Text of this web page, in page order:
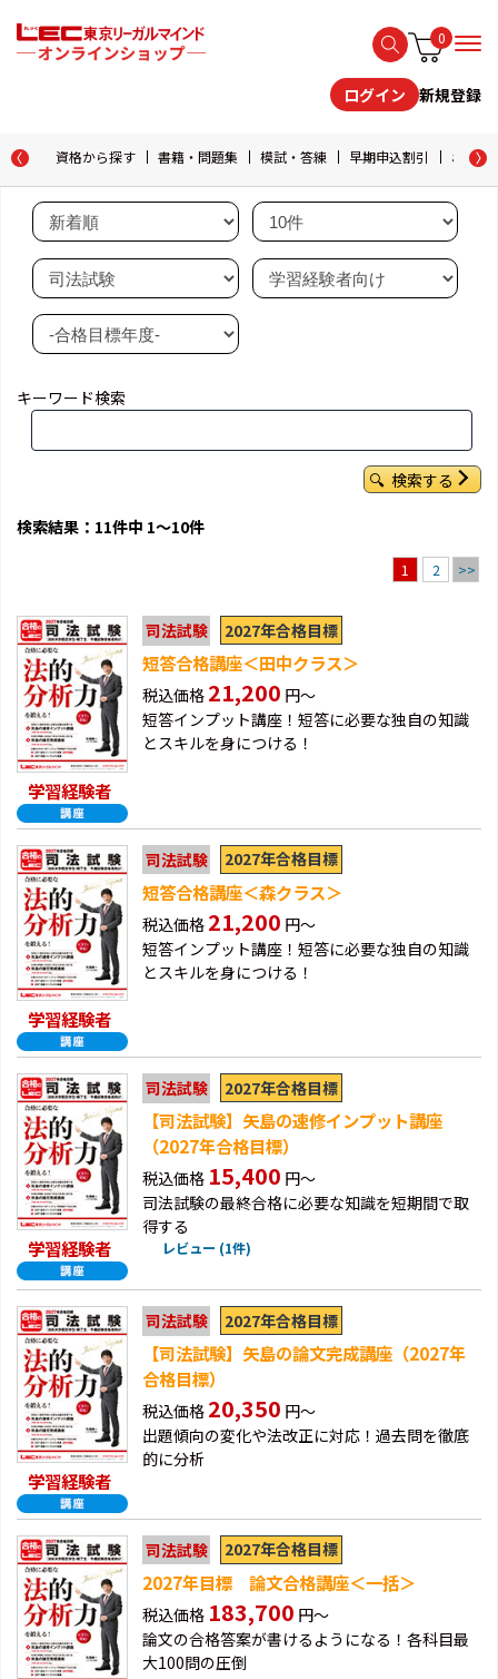
0
ログイン 新規登録
資格から探す 書籍・問題集 模試・答練 早期申込割引 おため
キーワード検索
検索する
検索結果：11件中 1～10件
1 2 >>
学習経験者
司法試験 2027年合格目標
短答合格講座＜田中クラス＞
税込価格 21,200 円～
短答インプット講座！短答に必要な独自の知識
とスキルを身につける！
学習経験者
司法試験 2027年合格目標
短答合格講座＜森クラス＞
税込価格 21,200 円～
短答インプット講座！短答に必要な独自の知識
とスキルを身につける！
学習経験者
司法試験 2027年合格目標
【司法試験】矢島の速修インプット講座
（2027年合格目標）
税込価格 15,400 円～
司法試験の最終合格に必要な知識を短期間で取
得する
レビュー (1件)
学習経験者
司法試験 2027年合格目標
【司法試験】矢島の論文完成講座（2027年
合格目標）
税込価格 20,350 円～
出題傾向の変化や法改正に対応！過去問を徹底
的に分析
司法試験 2027年合格目標
2027年目標 論文合格講座＜一括＞
税込価格 183,700 円～
論文の合格答案が書けるようになる！各科目最
大100問の圧倒